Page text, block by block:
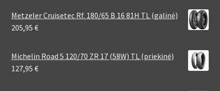
Metzeler Cruisetec Rf. 180/65 B 16 81H TL (galinė)
205,95 €
Michelin Road 5 120/70 ZR 17 (58W) TL (priekinė)
127,95 €